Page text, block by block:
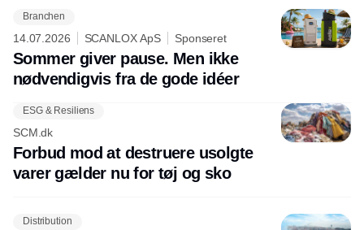
Branchen
14.07.2026 SCANLOX ApS Sponseret
Sommer giver pause. Men ikke
nødvendigvis fra de gode idéer
ESG & Resiliens
SCM.dk
Forbud mod at destruere usolgte
varer gælder nu for tøj og sko
Distribution